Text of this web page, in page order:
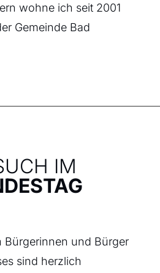
wohne ich seit 2001
Gemeinde Bad
IM
Bürgerinnen und Bürger
sind herzlich